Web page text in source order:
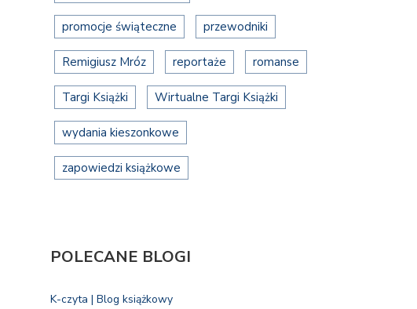
promocje świąteczne przewodniki
Remigiusz Mróz reportaże romanse
Targi Książki Wirtualne Targi Książki
wydania kieszonkowe
zapowiedzi książkowe
POLECANE BLOGI
K-czyta | Blog książkowy